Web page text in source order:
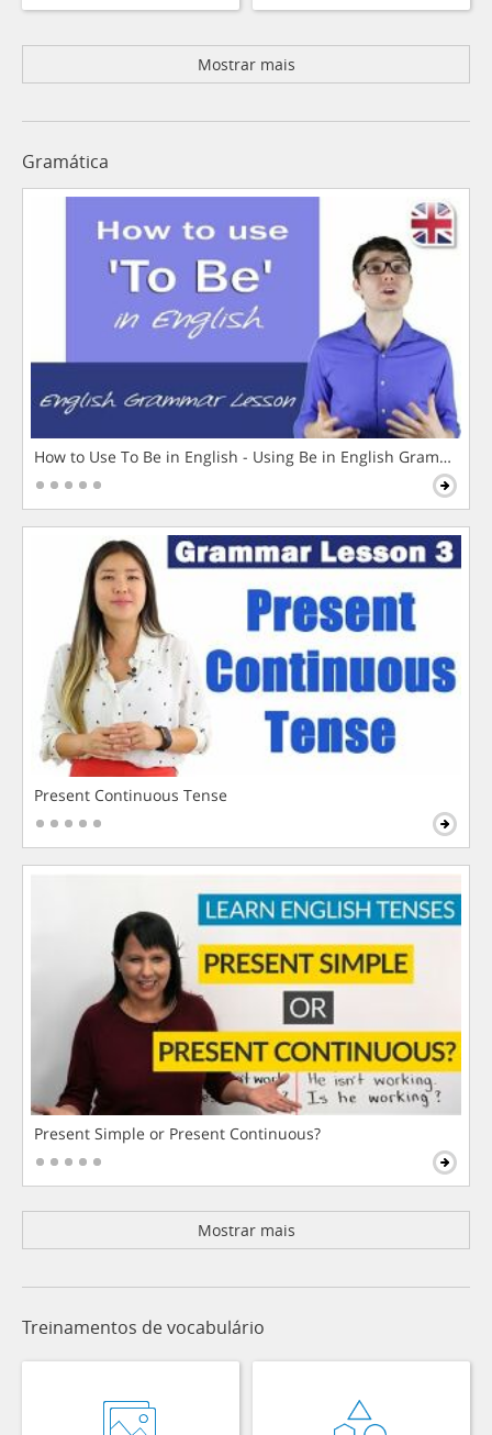
Mostrar mais
Gramática
How to Use To Be in English - Using Be in English Grammar
Present Continuous Tense
Present Simple or Present Continuous?
Mostrar mais
Treinamentos de vocabulário